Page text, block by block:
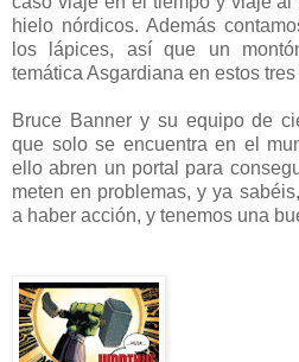
hielo nórdicos. Además
los lápices, así que un
temática Asgardiana en estos
Bruce Banner y su equipo de
que solo se encuentra en el
ello abren un portal para
meten en problemas, y ya
a haber acción, y tenemos una